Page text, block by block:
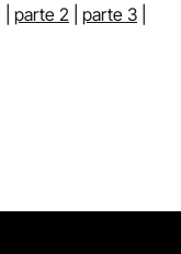
parte 2 parte 3